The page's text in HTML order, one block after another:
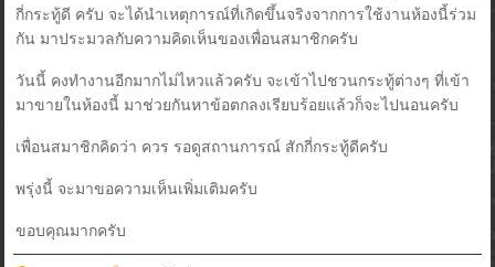
กี่กระทู้ดี ครับ จะได้นำเหตุการณ์ที่เกิดขึ้นจริงจากการใช้งานห้องนี้ร่วม
กัน มาประมวลกับความคิดเห็นของเพื่อนสมาชิกครับ
วันนี้ คงทำงานอีกมากไม่ไหวแล้วครับ จะเข้าไปชวนกระทู้ต่างๆ ที่เข้า
มาขายในห้องนี้ มาช่วยกันหาข้อตกลงเรียบร้อยแล้วก็จะไปนอนครับ
เพื่อนสมาชิกคิดว่า ควร รอดูสถานการณ์ สักกี่กระทู้ดีครับ
พรุ่งนี้ จะมาขอความเห็นเพิ่มเติมครับ
ขอบคุณมากครับ